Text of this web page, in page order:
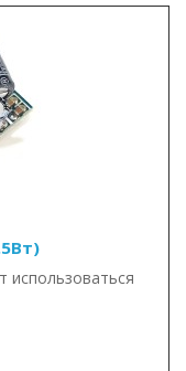
использоваться